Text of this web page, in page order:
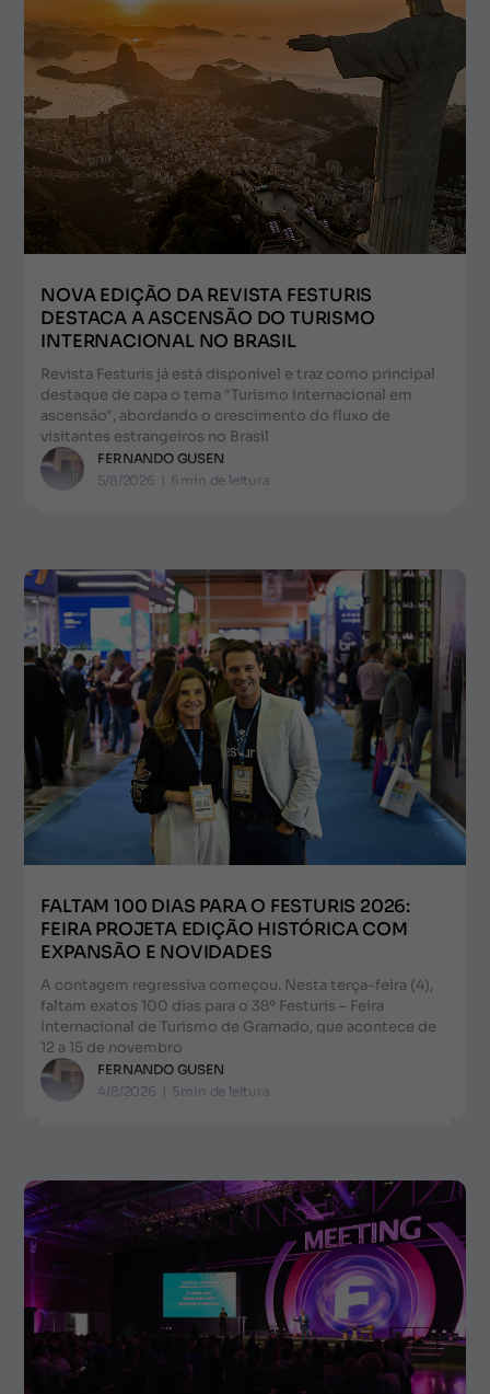
NOVA EDIÇÃO DA REVISTA FESTURIS
DESTACA A ASCENSÃO DO TURISMO
INTERNACIONAL NO BRASIL
Revista Festuris já está disponível e traz como principal
destaque de capa o tema "Turismo internacional em
ascensão", abordando o crescimento do fluxo de
visitantes estrangeiros no Brasil
FERNANDO GUSEN
5/8/2026 | 6 min de leitura
FALTAM 100 DIAS PARA O FESTURIS 2026:
FEIRA PROJETA EDIÇÃO HISTÓRICA COM
EXPANSÃO E NOVIDADES
A contagem regressiva começou. Nesta terça-feira (4),
faltam exatos 100 dias para o 38º Festuris – Feira
Internacional de Turismo de Gramado, que acontece de
12 a 15 de novembro
FERNANDO GUSEN
4/8/2026 | 5min de leitura